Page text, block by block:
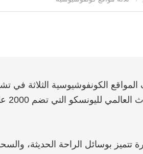
الكونفوشيوسية الثلاثة في
فنادق فاخرة تتميز بوسائل الراحة الحديثة،